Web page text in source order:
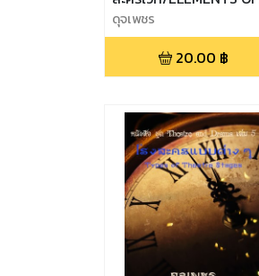
THE STAGE
PRODUCTION
ดุจเพชร
20.00 ฿